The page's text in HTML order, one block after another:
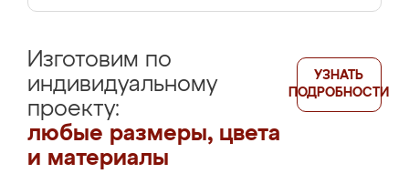
Изготовим по
индивидуальному
проекту:
любые размеры, цвета
и материалы
УЗНАТЬ
ПОДРОБНОСТИ